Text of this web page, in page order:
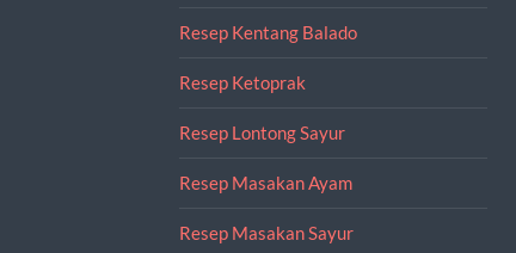
Resep Kentang Balado
Resep Ketoprak
Resep Lontong Sayur
Resep Masakan Ayam
Resep Masakan Sayur